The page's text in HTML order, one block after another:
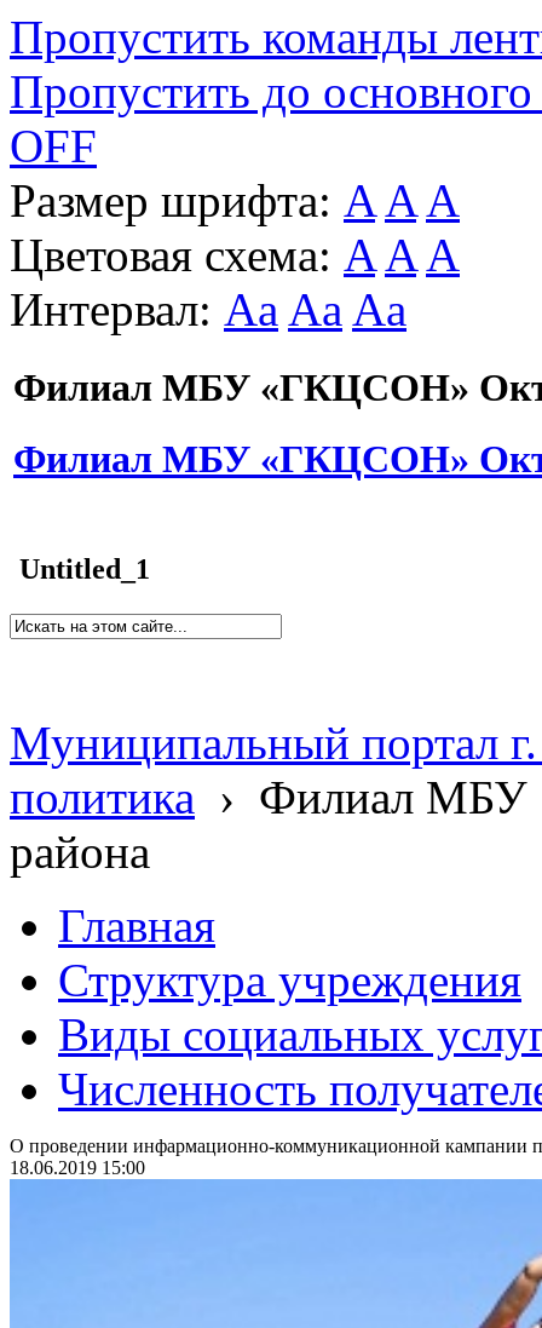
Пропустить команды
Пропустить до основного
OFF
Размер шрифта: A A A
Цветовая схема: A A A
Интервал: Aa Aa Aa
Филиал МБУ «ГКЦСОН»
Филиал МБУ «ГКЦСОН»
Untitled_1
Муниципальный портал
политика › Филиал МБУ
района
Главная
Структура учреждения
Виды социальных
Численность
О проведении инфармационно-коммуникационной кампании
18.06.2019 15:00